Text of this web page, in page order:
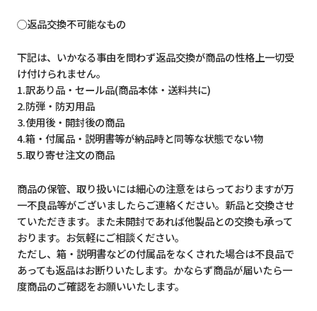
◯返品交換不可能なもの
下記は、いかなる事由を問わず返品交換が商品の性格上一切受
け付けられません。
1.訳あり品・セール品(商品本体・送料共に)
2.防弾・防刃用品
3.使用後・開封後の商品
4.箱・付属品・説明書等が納品時と同等な状態でない物
5.取り寄せ注文の商品
商品の保管、取り扱いには細心の注意をはらっておりますが万
一不良品等がございましたらご連絡ください。新品と交換させ
ていただきます。また未開封であれば他製品との交換も承って
おります。お気軽にご相談ください。
ただし、箱・説明書などの付属品をなくされた場合は不良品で
あっても返品はお断りいたします。かならず商品が届いたら一
度商品のご確認をお願いいたします。